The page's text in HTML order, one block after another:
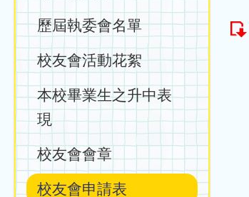
歷屆執委會名單
校友會活動花絮
本校畢業生之升中表
現
校友會會章
校友會申請表